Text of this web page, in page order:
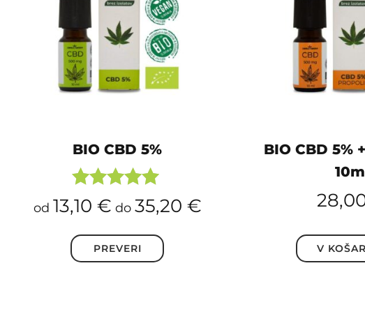
BIO CBD 5%
Ocenjeno
4.88
od 5
od 13,10 € do 35,20 €
PREVERI
Možnosti
BIO CBD 5%
V